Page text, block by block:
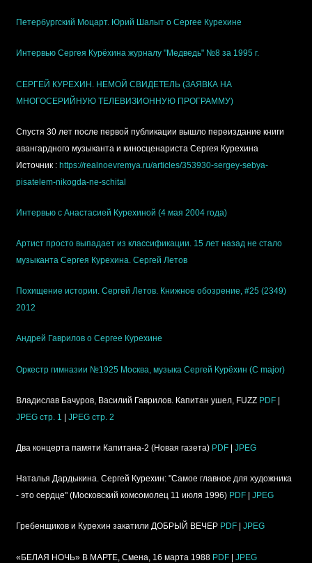
Петербургский Моцарт. Юрий Шалыт о Сергее Курехине
Интервью Сергея Курёхина журналу "Медведь" №8 за 1995 г.
СЕРГЕЙ КУРЕХИН. НЕМОЙ СВИДЕТЕЛЬ (ЗАЯВКА НА
МНОГОСЕРИЙНУЮ ТЕЛЕВИЗИОННУЮ ПРОГРАММУ)
Спустя 30 лет после первой публикации вышло переиздание книги
авангардного музыканта и киносценариста Сергея Курехина
Источник : https://realnoevremya.ru/articles/353930-sergey-sebya-
pisatelem-nikogda-ne-schital
Интервью с Анастасией Курехиной (4 мая 2004 года)
Артист просто выпадает из классификации. 15 лет назад не стало
музыканта Сергея Курехина. Сергей Летов
Похищение истории. Сергей Летов. Книжное обозрение, #25 (2349)
2012
Андрей Гаврилов о Сергее Курехине
Оркестр гимназии №1925 Москва, музыка Сергей Курёхин (C major)
Владислав Бачуров, Василий Гаврилов. Капитан ушел, FUZZ PDF|
JPEG стр. 1 | JPEG стр. 2
Два концерта памяти Капитана-2 (Новая газета) PDF| JPEG
Наталья Дардыкина. Сергей Курехин: "Самое главное для художника
- это сердце" (Московский комсомолец 11 июля 1996) PDF| JPEG
Гребенщиков и Курехин закатили ДОБРЫЙ ВЕЧЕР PDF| JPEG
«БЕЛАЯ НОЧЬ» В МАРТЕ, Смена, 16 марта 1988 PDF| JPEG